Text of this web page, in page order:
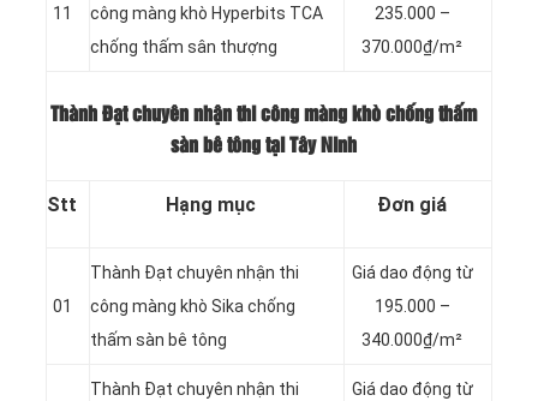
11
công màng khò Hyperbits TCA
chống thấm sân thượng
235.000 –
370.000₫/m²
Thành Đạt chuyên nhận thi công màng khò chống thấm
sàn bê tông tại Tây Ninh
Stt Hạng mục Đơn giá
01
Thành Đạt chuyên nhận thi
công màng khò Sika chống
thấm sàn bê tông
Giá dao động từ
195.000 –
340.000₫/m²
Thành Đạt chuyên nhận thi
Giá dao động từ